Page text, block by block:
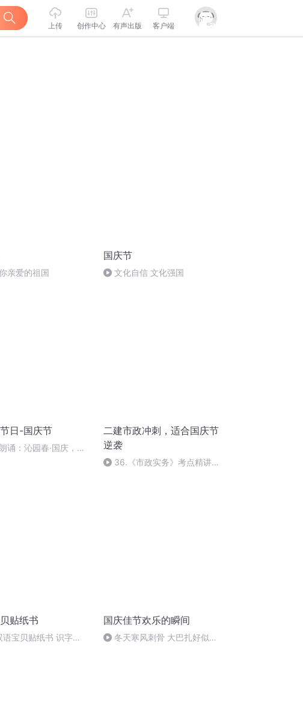
上传 创作中心 有声出版 客户端
亲爱的祖国
国庆节
文化自信 文化强国
日-国庆节
诵：沁园春·国庆，朗
二建市政冲刺，适合国庆节
逆袭
36.《市政实务》考点精讲第
贴纸书
语宝贝贴纸书 识字
国庆佳节欢乐的瞬间
冬天寒风刺骨 大巴扎好似温